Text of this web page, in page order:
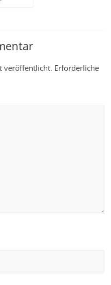
veröffentlicht. Erforderliche